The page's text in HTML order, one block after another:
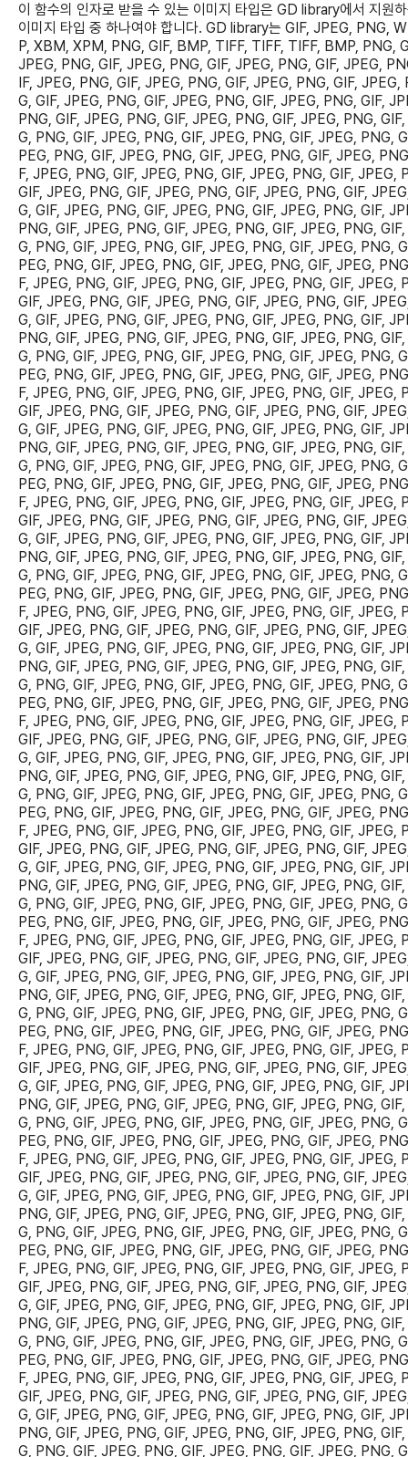
이 함수의 인자로 받을 수 있는 이미지 타입은 GD library에서 지원
이미지 타입 중 하나여야 합니다. GD library는 GIF, JPEG, PNG,
P, XBM, XPM, PNG, GIF, BMP, TIFF, TIFF, TIFF, BMP, PNG,
JPEG, PNG, GIF, JPEG, PNG, GIF, JPEG, PNG, GIF, JPEG,
IF, JPEG, PNG, GIF, JPEG, PNG, GIF, JPEG, PNG, GIF, JPEG,
G, GIF, JPEG, PNG, GIF, JPEG, PNG, GIF, JPEG, PNG, GIF,
PNG, GIF, JPEG, PNG, GIF, JPEG, PNG, GIF, JPEG, PNG,
G, PNG, GIF, JPEG, PNG, GIF, JPEG, PNG, GIF, JPEG, PNG,
PEG, PNG, GIF, JPEG, PNG, GIF, JPEG, PNG, GIF, JPEG,
F, JPEG, PNG, GIF, JPEG, PNG, GIF, JPEG, PNG, GIF, JPEG,
GIF, JPEG, PNG, GIF, JPEG, PNG, GIF, JPEG, PNG, GIF,
G, GIF, JPEG, PNG, GIF, JPEG, PNG, GIF, JPEG, PNG, GIF,
PNG, GIF, JPEG, PNG, GIF, JPEG, PNG, GIF, JPEG, PNG,
G, PNG, GIF, JPEG, PNG, GIF, JPEG, PNG, GIF, JPEG, PNG,
PEG, PNG, GIF, JPEG, PNG, GIF, JPEG, PNG, GIF, JPEG,
F, JPEG, PNG, GIF, JPEG, PNG, GIF, JPEG, PNG, GIF, JPEG,
GIF, JPEG, PNG, GIF, JPEG, PNG, GIF, JPEG, PNG, GIF,
G, GIF, JPEG, PNG, GIF, JPEG, PNG, GIF, JPEG, PNG, GIF,
PNG, GIF, JPEG, PNG, GIF, JPEG, PNG, GIF, JPEG, PNG,
G, PNG, GIF, JPEG, PNG, GIF, JPEG, PNG, GIF, JPEG, PNG,
PEG, PNG, GIF, JPEG, PNG, GIF, JPEG, PNG, GIF, JPEG,
F, JPEG, PNG, GIF, JPEG, PNG, GIF, JPEG, PNG, GIF, JPEG,
GIF, JPEG, PNG, GIF, JPEG, PNG, GIF, JPEG, PNG, GIF,
G, GIF, JPEG, PNG, GIF, JPEG, PNG, GIF, JPEG, PNG, GIF,
PNG, GIF, JPEG, PNG, GIF, JPEG, PNG, GIF, JPEG, PNG,
G, PNG, GIF, JPEG, PNG, GIF, JPEG, PNG, GIF, JPEG, PNG,
PEG, PNG, GIF, JPEG, PNG, GIF, JPEG, PNG, GIF, JPEG,
F, JPEG, PNG, GIF, JPEG, PNG, GIF, JPEG, PNG, GIF, JPEG,
GIF, JPEG, PNG, GIF, JPEG, PNG, GIF, JPEG, PNG, GIF,
G, GIF, JPEG, PNG, GIF, JPEG, PNG, GIF, JPEG, PNG, GIF,
PNG, GIF, JPEG, PNG, GIF, JPEG, PNG, GIF, JPEG, PNG,
G, PNG, GIF, JPEG, PNG, GIF, JPEG, PNG, GIF, JPEG, PNG,
PEG, PNG, GIF, JPEG, PNG, GIF, JPEG, PNG, GIF, JPEG,
F, JPEG, PNG, GIF, JPEG, PNG, GIF, JPEG, PNG, GIF, JPEG,
GIF, JPEG, PNG, GIF, JPEG, PNG, GIF, JPEG, PNG, GIF,
G, GIF, JPEG, PNG, GIF, JPEG, PNG, GIF, JPEG, PNG, GIF,
PNG, GIF, JPEG, PNG, GIF, JPEG, PNG, GIF, JPEG, PNG,
G, PNG, GIF, JPEG, PNG, GIF, JPEG, PNG, GIF, JPEG, PNG,
PEG, PNG, GIF, JPEG, PNG, GIF, JPEG, PNG, GIF, JPEG,
F, JPEG, PNG, GIF, JPEG, PNG, GIF, JPEG, PNG, GIF, JPEG,
GIF, JPEG, PNG, GIF, JPEG, PNG, GIF, JPEG, PNG, GIF,
G, GIF, JPEG, PNG, GIF, JPEG, PNG, GIF, JPEG, PNG, GIF,
PNG, GIF, JPEG, PNG, GIF, JPEG, PNG, GIF, JPEG, PNG,
G, PNG, GIF, JPEG, PNG, GIF, JPEG, PNG, GIF, JPEG, PNG,
PEG, PNG, GIF, JPEG, PNG, GIF, JPEG, PNG, GIF, JPEG,
F, JPEG, PNG, GIF, JPEG, PNG, GIF, JPEG, PNG, GIF, JPEG,
GIF, JPEG, PNG, GIF, JPEG, PNG, GIF, JPEG, PNG, GIF,
G, GIF, JPEG, PNG, GIF, JPEG, PNG, GIF, JPEG, PNG, GIF,
PNG, GIF, JPEG, PNG, GIF, JPEG, PNG, GIF, JPEG, PNG,
G, PNG, GIF, JPEG, PNG, GIF, JPEG, PNG, GIF, JPEG, PNG,
PEG, PNG, GIF, JPEG, PNG, GIF, JPEG, PNG, GIF, JPEG,
F, JPEG, PNG, GIF, JPEG, PNG, GIF, JPEG, PNG, GIF, JPEG,
GIF, JPEG, PNG, GIF, JPEG, PNG, GIF, JPEG, PNG, GIF,
G, GIF, JPEG, PNG, GIF, JPEG, PNG, GIF, JPEG, PNG, GIF,
PNG, GIF, JPEG, PNG, GIF, JPEG, PNG, GIF, JPEG, PNG,
G, PNG, GIF, JPEG, PNG, GIF, JPEG, PNG, GIF, JPEG, PNG,
PEG, PNG, GIF, JPEG, PNG, GIF, JPEG, PNG, GIF, JPEG,
F, JPEG, PNG, GIF, JPEG, PNG, GIF, JPEG, PNG, GIF, JPEG,
GIF, JPEG, PNG, GIF, JPEG, PNG, GIF, JPEG, PNG, GIF,
G, GIF, JPEG, PNG, GIF, JPEG, PNG, GIF, JPEG, PNG, GIF,
PNG, GIF, JPEG, PNG, GIF, JPEG, PNG, GIF, JPEG, PNG,
G, PNG, GIF, JPEG, PNG, GIF, JPEG, PNG, GIF, JPEG, PNG,
PEG, PNG, GIF, JPEG, PNG, GIF, JPEG, PNG, GIF, JPEG,
F, JPEG, PNG, GIF, JPEG, PNG, GIF, JPEG, PNG, GIF, JPEG,
GIF, JPEG, PNG, GIF, JPEG, PNG, GIF, JPEG, PNG, GIF,
G, GIF, JPEG, PNG, GIF, JPEG, PNG, GIF, JPEG, PNG, GIF,
PNG, GIF, JPEG, PNG, GIF, JPEG, PNG, GIF, JPEG, PNG,
G, PNG, GIF, JPEG, PNG, GIF, JPEG, PNG, GIF, JPEG, PNG,
PEG, PNG, GIF, JPEG, PNG, GIF, JPEG, PNG, GIF, JPEG,
F, JPEG, PNG, GIF, JPEG, PNG, GIF, JPEG, PNG, GIF, JPEG,
GIF, JPEG, PNG, GIF, JPEG, PNG, GIF, JPEG, PNG, GIF,
G, GIF, JPEG, PNG, GIF, JPEG, PNG, GIF, JPEG, PNG, GIF,
PNG, GIF, JPEG, PNG, GIF, JPEG, PNG, GIF, JPEG, PNG,
G, PNG, GIF, JPEG, PNG, GIF, JPEG, PNG, GIF, JPEG, PNG,
PEG, PNG, GIF, JPEG, PNG, GIF, JPEG, PNG, GIF, JPEG,
F, JPEG, PNG, GIF, JPEG, PNG, GIF, JPEG, PNG, GIF, JPEG,
GIF, JPEG, PNG, GIF, JPEG, PNG, GIF, JPEG, PNG, GIF,
G, GIF, JPEG, PNG, GIF, JPEG, PNG, GIF, JPEG, PNG, GIF,
PNG, GIF, JPEG, PNG, GIF, JPEG, PNG, GIF, JPEG, PNG,
G, PNG, GIF, JPEG, PNG, GIF, JPEG, PNG, GIF, JPEG, PNG,